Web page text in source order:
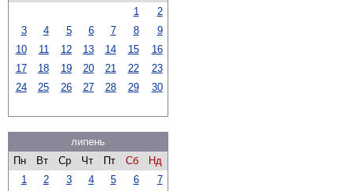
1
2
3
4 5 6 7 8
9
10
11 12 13 14 15
16
17
18 19 20 21 22
23
24
25 26 27 28 29 30
липень
Пн
Вт Ср Чт Пт Сб
Нд
1
2 3 4 5 6
7